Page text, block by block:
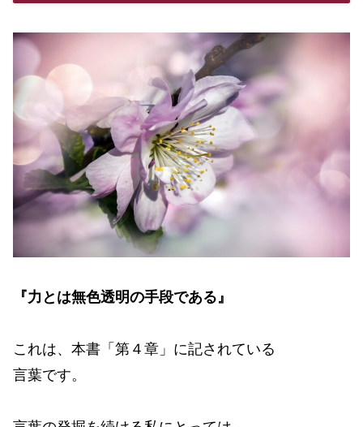
『力とは無色透明の手段である』
これは、本書「第４章」に記されている
言葉です。